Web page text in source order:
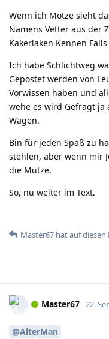
Wenn ich Motze sieht
Namens Vetter aus der
Kakerlaken Kennen
Ich habe Schlichtweg
Gepostet werden von
Vorwissen haben und
wehe es wird Gefragt ja
Wagen.
Bin für jeden Spaß zu
stehlen, aber wenn mir
die Mütze.
So, nu weiter im Text.
Master67 hatauf
Master67 22.
@AlterMan